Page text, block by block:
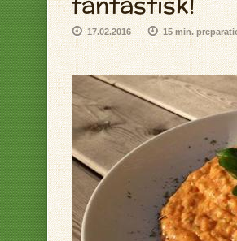
17.02.2016 15 min.